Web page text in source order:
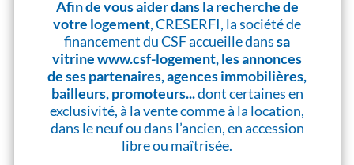
Afin de vous aider dans la recherche de
votre logement, CRESERFI, la société de
financement du CSF accueille danssa
vitrine www.csf-logement, les annonces
de ses partenaires, agences immobilières,
bailleurs, promoteurs...dont certaines en
exclusivité, à la vente comme à la location,
dans le neuf ou dans l’ancien, en accession
libre ou maîtrisée.